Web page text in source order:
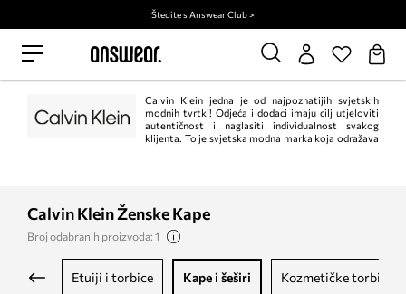
Štedite s Answear Club >
Calvin Klein jedna je od najpoznatijih svjetskih
modnih tvrtki! Odjeća i dodaci imaju cilj utjeloviti
autentičnost i naglasiti individualnost svakog
klijenta. To je svjetska modna marka koja odražava
Calvin Klein Ženske Kape
Broj odabranih proizvoda: 1
etuiji i torbice kape i šeširi kozmetičke torbice